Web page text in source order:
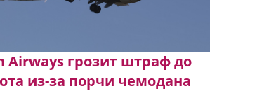
Airways грозит штраф до
из-за порчи чемодана